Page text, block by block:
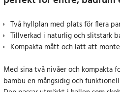
Två hyllplan med plats för flera
Tillverkad i naturlig och slitstark
Kompakta mått och lätt att
Med sina två nivåer och kompakta
bambu en mångsidig och